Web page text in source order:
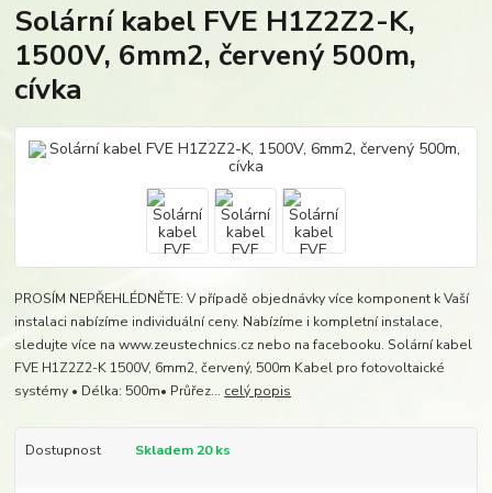
Solární kabel FVE H1Z2Z2-K,
1500V, 6mm2, červený 500m,
cívka
PROSÍM NEPŘEHLÉDNĚTE: V případě objednávky více komponent k Vaší
instalaci nabízíme individuální ceny. Nabízíme i kompletní instalace,
sledujte více na www.zeustechnics.cz nebo na facebooku. Solární kabel
FVE H1Z2Z2-K 1500V, 6mm2, červený, 500m Kabel pro fotovoltaické
systémy • Délka: 500m• Průřez... celý popis
Dostupnost Skladem 20 ks